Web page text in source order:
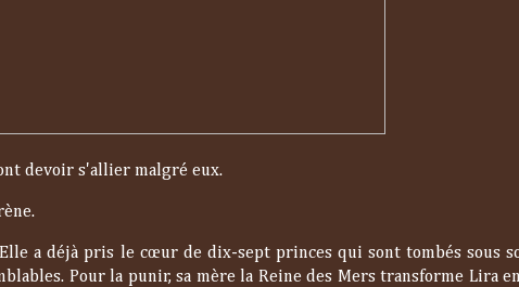
devoir s'allier malgré eux.
a déjà pris le cœur de dix-sept princes qui sont tombés sous
Pour la punir, sa mère la Reine des Mers transforme Lira